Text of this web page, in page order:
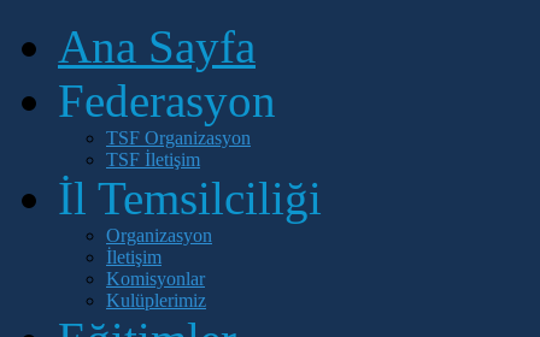
Ana Sayfa
Federasyon
TSF Organizasyon
TSF İletişim
İl Temsilciliği
Organizasyon
İletişim
Komisyonlar
Kulüplerimiz